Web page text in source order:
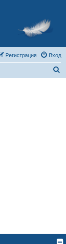
Вход
Регистрация